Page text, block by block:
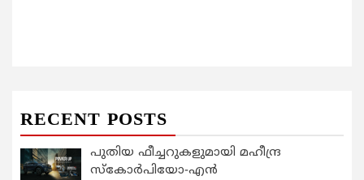
RECENT POSTS
പുതിയ ഫീച്ചറുകളുമായി മഹീന്ദ്ര
സ്കോർപിയോ-എൻ